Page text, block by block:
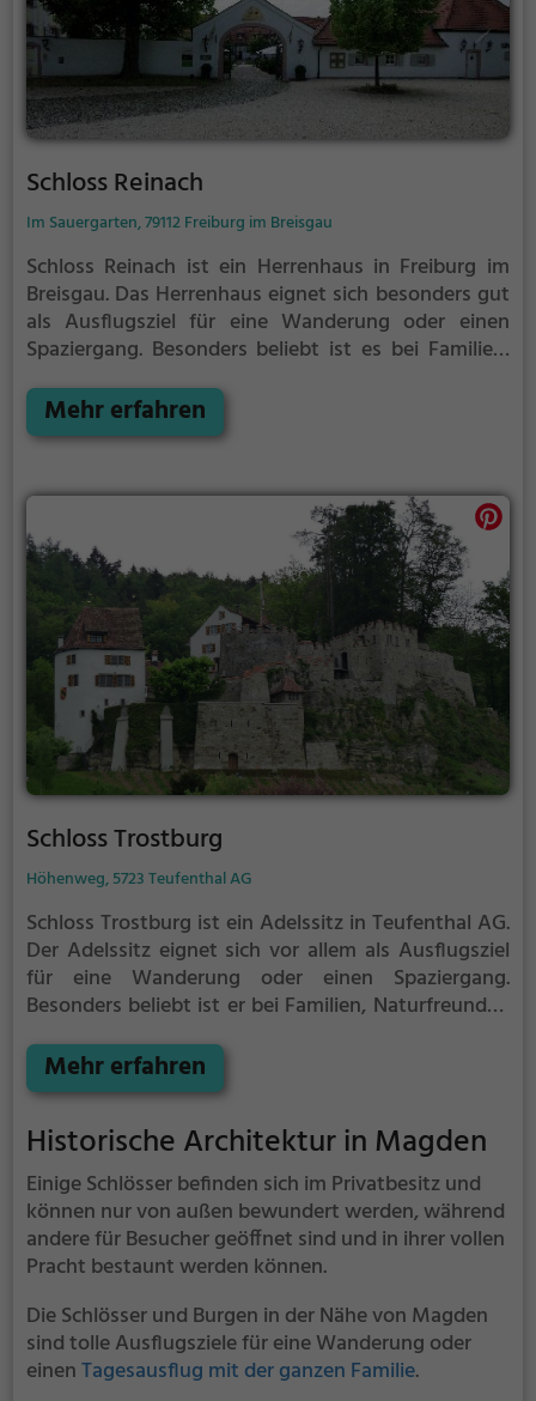
Schloss Reinach
Im Sauergarten, 79112 Freiburg im Breisgau
Schloss Reinach ist ein Herrenhaus in Freiburg im
Breisgau. Das Herrenhaus eignet sich besonders gut
als Ausflugsziel für eine Wanderung oder einen
Spaziergang. Besonders beliebt ist es bei Familien,
offenbart historische Aspekte aus längst
vergangenen Zeiten und bietet einen kleinen
Mehr erfahren
Schloss Trostburg
Höhenweg, 5723 Teufenthal AG
Schloss Trostburg ist ein Adelssitz in Teufenthal AG.
Der Adelssitz eignet sich vor allem als Ausflugsziel
für eine Wanderung oder einen Spaziergang.
Besonders beliebt ist er bei Familien, Naturfreunden
historische Aspekte aus längst vergangenen Zeiten
und bietet einen kleinen Einblick in die Geschichte.
Mehr erfahren
Historische Architektur in Magden
Einige Schlösser befinden sich im Privatbesitz und
können nur von außen bewundert werden, während
andere für Besucher geöffnet sind und in ihrer vollen
Pracht bestaunt werden können.
Die Schlösser und Burgen in der Nähe von Magden
sind tolle Ausflugsziele für eine Wanderung oder
einenTagesausflug mit der ganzen Familie.